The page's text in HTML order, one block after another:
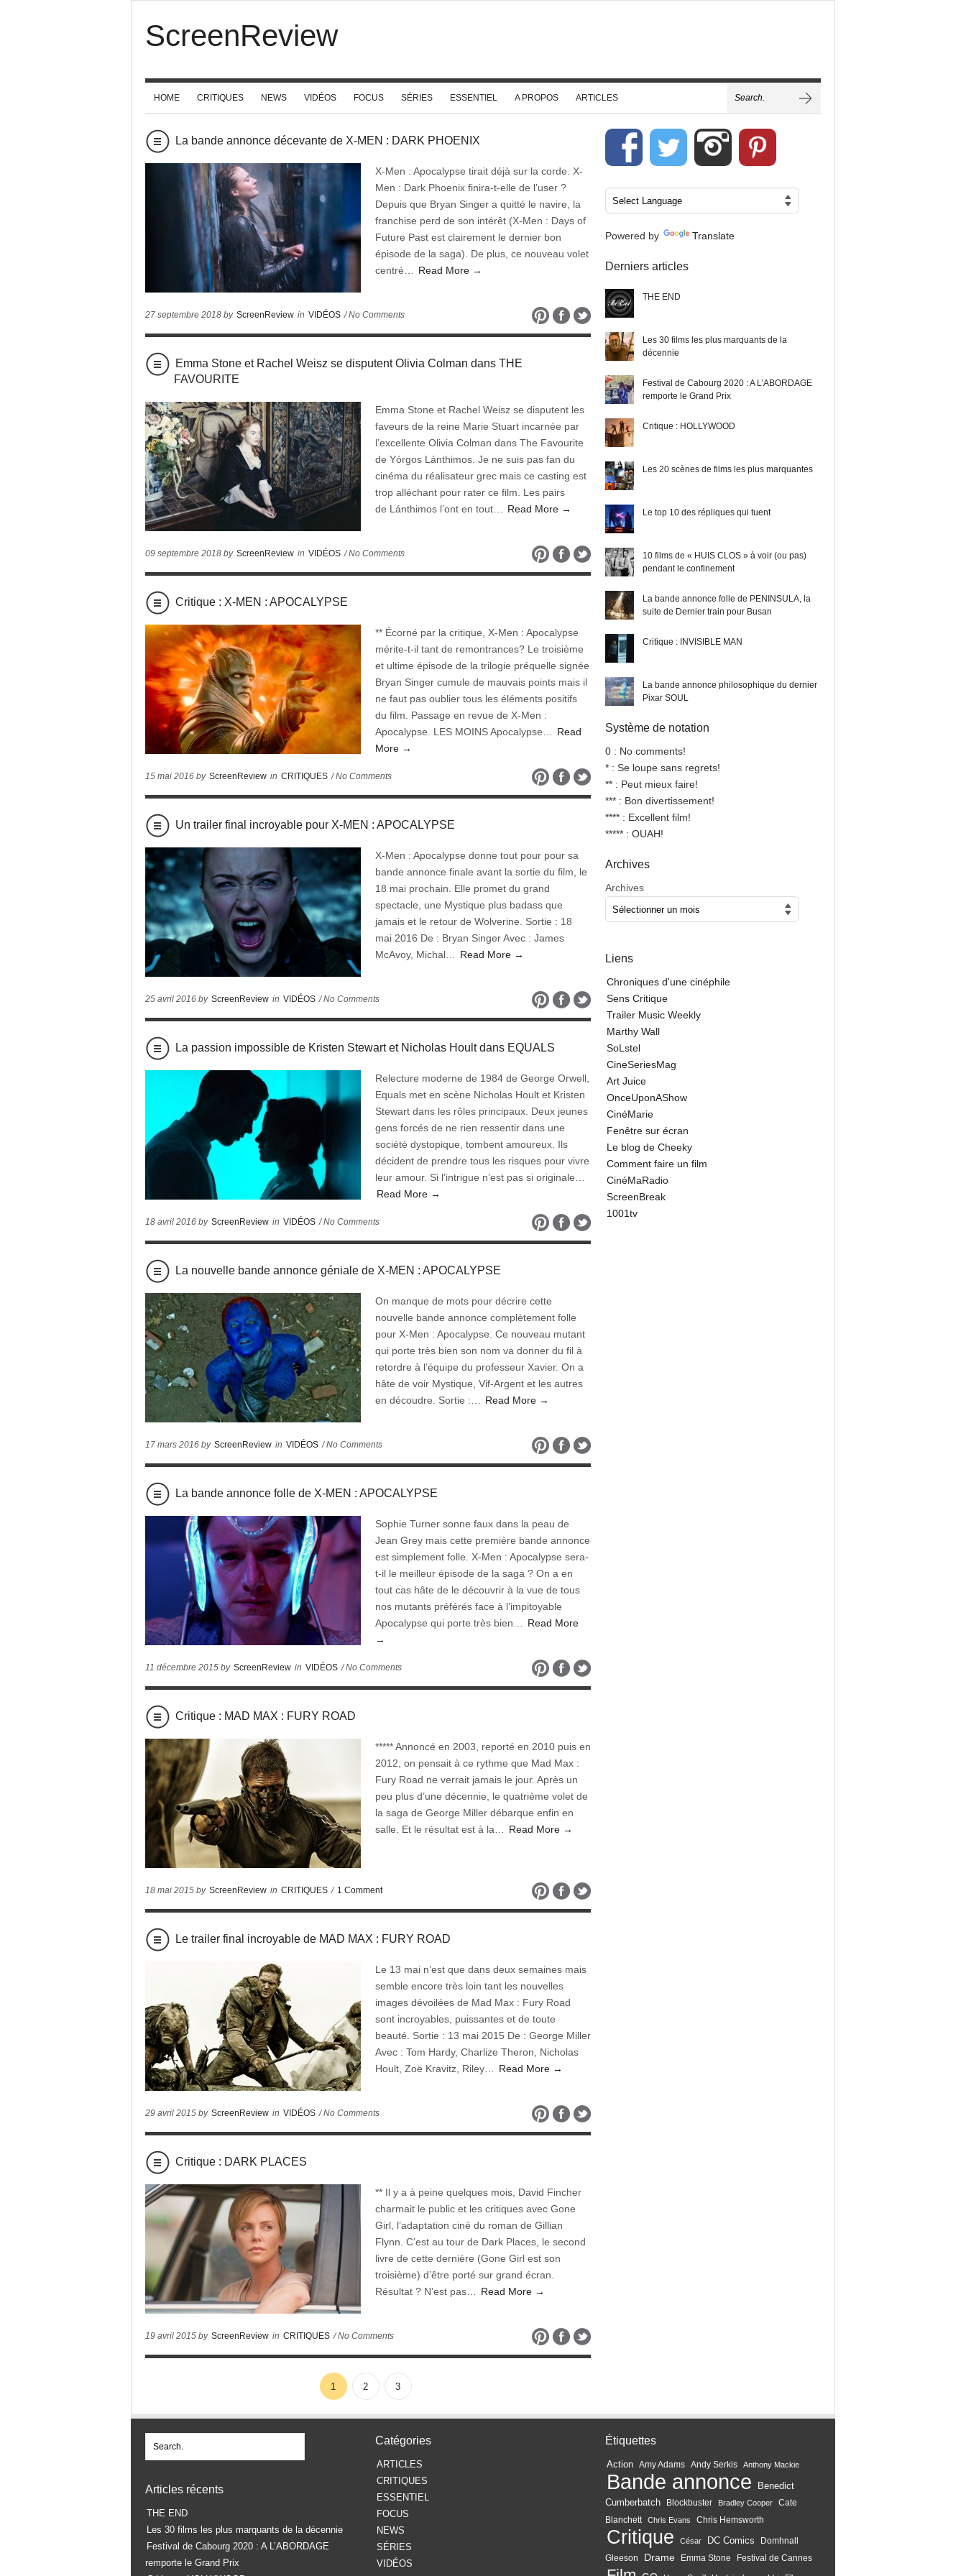
ScreenReview
HOME CRITIQUES NEWS VIDÉOS FOCUS SÉRIES ESSENTIEL A PROPOS ARTICLES
La bande annonce décevante de X-MEN : DARK PHOENIX
X-Men : Apocalypse tirait déjà sur la corde. X-
Men : Dark Phoenix finira-t-elle de l’user ?
Depuis que Bryan Singer a quitté le navire, la
franchise perd de son intérêt (X-Men : Days of
Future Past est clairement le dernier bon
épisode de la saga). De plus, ce nouveau volet
centré…
Read More →
27 septembre 2018 by ScreenReview in VIDÉOS / No Comments
Emma Stone et Rachel Weisz se disputent Olivia Colman dans THE
FAVOURITE
Emma Stone et Rachel Weisz se disputent les
faveurs de la reine Marie Stuart incarnée par
l’excellente Olivia Colman dans The Favourite
de Yórgos Lánthimos. Je ne suis pas fan du
cinéma du réalisateur grec mais ce casting est
trop alléchant pour rater ce film. Les pairs
de Lánthimos l’ont en tout…
Read More →
09 septembre 2018 by ScreenReview in VIDÉOS / No Comments
Critique : X-MEN : APOCALYPSE
** Écorné par la critique, X-Men : Apocalypse
mérite-t-il tant de remontrances? Le troisième
et ultime épisode de la trilogie préquelle signée
Bryan Singer cumule de mauvais points mais il
ne faut pas oublier tous les éléments positifs
du film. Passage en revue de X-Men :
Apocalypse. LES MOINS Apocalypse…
Read
More →
15 mai 2016 by ScreenReview in CRITIQUES / No Comments
Un trailer final incroyable pour X-MEN : APOCALYPSE
X-Men : Apocalypse donne tout pour pour sa
bande annonce finale avant la sortie du film, le
18 mai prochain. Elle promet du grand
spectacle, une Mystique plus badass que
jamais et le retour de Wolverine. Sortie : 18
mai 2016 De : Bryan Singer Avec : James
McAvoy, Michal…
Read More →
25 avril 2016 by ScreenReview in VIDÉOS / No Comments
La passion impossible de Kristen Stewart et Nicholas Hoult dans EQUALS
Relecture moderne de 1984 de George Orwell,
Equals met en scène Nicholas Hoult et Kristen
Stewart dans les rôles principaux. Deux jeunes
gens forcés de ne rien ressentir dans une
société dystopique, tombent amoureux. Ils
décident de prendre tous les risques pour vivre
leur amour. Si l’intrigue n’est pas si originale…
Read More →
18 avril 2016 by ScreenReview in VIDÉOS / No Comments
La nouvelle bande annonce géniale de X-MEN : APOCALYPSE
On manque de mots pour décrire cette
nouvelle bande annonce complètement folle
pour X-Men : Apocalypse. Ce nouveau mutant
qui porte très bien son nom va donner du fil à
retordre à l’équipe du professeur Xavier. On a
hâte de voir Mystique, Vif-Argent et les autres
en découdre. Sortie :…
Read More →
17 mars 2016 by ScreenReview in VIDÉOS / No Comments
La bande annonce folle de X-MEN : APOCALYPSE
Sophie Turner sonne faux dans la peau de
Jean Grey mais cette première bande annonce
est simplement folle. X-Men : Apocalypse sera-
t-il le meilleur épisode de la saga ? On a en
tout cas hâte de le découvrir à la vue de tous
nos mutants préférés face à l’impitoyable
Apocalypse qui porte très bien…
Read More
→
11 décembre 2015 by ScreenReview in VIDÉOS / No Comments
Critique : MAD MAX : FURY ROAD
***** Annoncé en 2003, reporté en 2010 puis en
2012, on pensait à ce rythme que Mad Max :
Fury Road ne verrait jamais le jour. Après un
peu plus d’une décennie, le quatrième volet de
la saga de George Miller débarque enfin en
salle. Et le résultat est à la…
Read More →
18 mai 2015 by ScreenReview in CRITIQUES / 1 Comment
Le trailer final incroyable de MAD MAX : FURY ROAD
Le 13 mai n’est que dans deux semaines mais
semble encore très loin tant les nouvelles
images dévoilées de Mad Max : Fury Road
sont incroyables, puissantes et de toute
beauté. Sortie : 13 mai 2015 De : George Miller
Avec : Tom Hardy, Charlize Theron, Nicholas
Hoult, Zoë Kravitz, Riley…
Read More →
29 avril 2015 by ScreenReview in VIDÉOS / No Comments
Critique : DARK PLACES
** Il y a à peine quelques mois, David Fincher
charmait le public et les critiques avec Gone
Girl, l’adaptation ciné du roman de Gillian
Flynn. C’est au tour de Dark Places, le second
livre de cette dernière (Gone Girl est son
troisième) d’être porté sur grand écran.
Résultat ? N’est pas…
Read More →
19 avril 2015 by ScreenReview in CRITIQUES / No Comments
1 2 3
Powered by Translate
Derniers articles
THE END
Les 30 films les plus marquants de la
décennie
Festival de Cabourg 2020 : A L’ABORDAGE
remporte le Grand Prix
Critique : HOLLYWOOD
Les 20 scènes de films les plus marquantes
Le top 10 des répliques qui tuent
10 films de « HUIS CLOS » à voir (ou pas)
pendant le confinement
La bande annonce folle de PENINSULA, la
suite de Dernier train pour Busan
Critique : INVISIBLE MAN
La bande annonce philosophique du dernier
Pixar SOUL
Système de notation
0 : No comments!
* : Se loupe sans regrets!
** : Peut mieux faire!
*** : Bon divertissement!
**** : Excellent film!
***** : OUAH!
Archives
Archives
Liens
Chroniques d'une cinéphile
Sens Critique
Trailer Music Weekly
Marthy Wall
SoLstel
CineSeriesMag
Art Juice
OnceUponAShow
CinéMarie
Fenêtre sur écran
Le blog de Cheeky
Comment faire un film
CinéMaRadio
ScreenBreak
1001tv
Articles récents
THE END
Les 30 films les plus marquants de la décennie
Festival de Cabourg 2020 : A L’ABORDAGE
remporte le Grand Prix
Catégories
ARTICLES
CRITIQUES
ESSENTIEL
FOCUS
NEWS
SÉRIES
VIDÉOS
Étiquettes
Action Amy Adams Andy Serkis Anthony Mackie
Bande annonce
Benedict
Cumberbatch
Blockbuster Bradley Cooper
Cate
Blanchett
Chris Evans Chris Hemsworth
Critique César DC Comics
Domhnall
Gleeson
Drame Emma Stone Festival de Cannes